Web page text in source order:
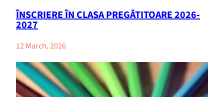
ÎNSCRIERE ÎN CLASA PREGĂTITOARE 2026-
2027
12 March, 2026